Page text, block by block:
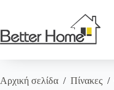
Αρχική σελίδα / Πίνακες /